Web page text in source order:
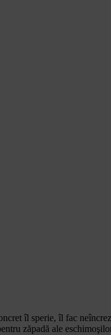
îl sperie, îl fac
zăpadă ale